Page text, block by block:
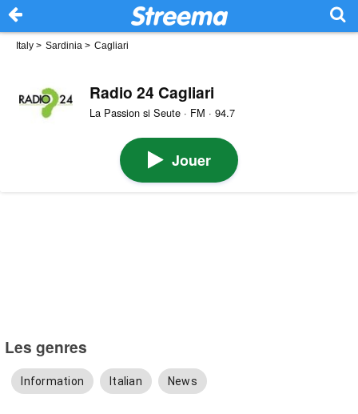
Italy > Sardinia > Cagliari
Radio 24 Cagliari
La Passion si Seute · FM · 94.7
Jouer
Les genres
Information Italian News